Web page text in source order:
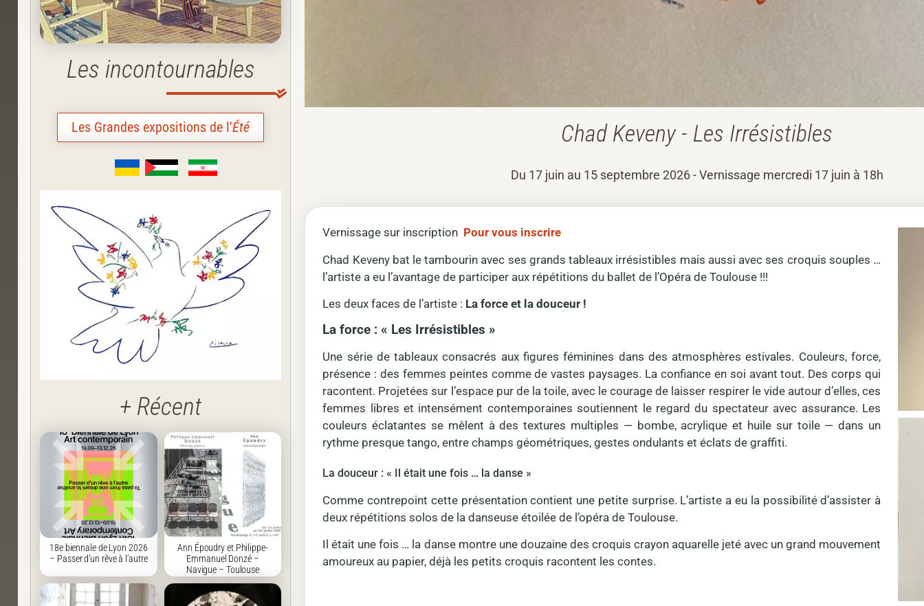
Les incontournables
Les Grandes expositions de l'Été
+ Récent
18e biennale de Lyon 2026
– Passer d’un rêve à l’autre
Ann Époudry et Philippe-
Emmanuel Donzé –
Navigue – Toulouse
Chad Keveny - Les Irrésistibles
Du 17 juin au 15 septembre 2026 - Vernissage mercredi 17 juin à 18h
Vernissage sur inscription Pour vous inscrire
Chad Keveny bat le tambourin avec ses grands tableaux irrésistibles mais aussi avec ses croquis souples …
l’artiste a eu l’avantage de participer aux répétitions du ballet de l’Opéra de Toulouse !!!
Les deux faces de l’artiste : La force et la douceur !
La force : « Les Irrésistibles »
Une série de tableaux consacrés aux figures féminines dans des atmosphères estivales. Couleurs, force,
présence : des femmes peintes comme de vastes paysages. La confiance en soi avant tout. Des corps qui
racontent. Projetées sur l’espace pur de la toile, avec le courage de laisser respirer le vide autour d’elles, ces
femmes libres et intensément contemporaines soutiennent le regard du spectateur avec assurance. Les
couleurs éclatantes se mêlent à des textures multiples — bombe, acrylique et huile sur toile — dans un
rythme presque tango, entre champs géométriques, gestes ondulants et éclats de graffiti.
La douceur : « Il était une fois … la danse »
Comme contrepoint cette présentation contient une petite surprise. L’artiste a eu la possibilité d’assister à
deux répétitions solos de la danseuse étoilée de l’opéra de Toulouse.
Il était une fois … la danse montre une douzaine des croquis crayon aquarelle jeté avec un grand mouvement
amoureux au papier, déjà les petits croquis racontent les contes.